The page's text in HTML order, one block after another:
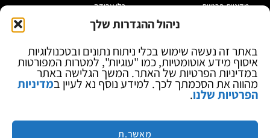
ניהול ההגדרות שלך
באתר זה נעשה שימוש בכלי ניתוח נתונים ובטכנולוגיות
איסוף מידע אוטומטיות, כמו "עוגיות", למטרות המפורטות
במדיניות הפרטיות של האתר. המשך הגלישה באתר
מהווה את הסכמתך לכך. למידע נוסף נא לעיין במדיניות
הפרטיות שלנו.
מאשר.ת
מדיניות פרטיות
בלוג
כלי עבודה
מוצרי הלחמה
ספקי כח ומודדים
ציוד אופטי להגדלה
מותגים